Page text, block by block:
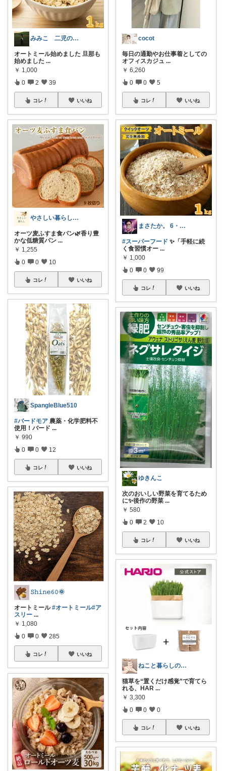
みみこ 二児の母✨
オートミール始めました 旦那も
始めました ...
￥ 1,000
0 2 39
コレ いいね
やさしい暮らし_我が家のお気に入り
オーツ麦ふすま食パン🌿香り豊
かな低糖質パン ...
￥ 1,255
0 0 10
コレ いいね
SpangleBlue510
#バードモア 農薬・化学肥料不
使用！バード ...
￥ 990
0 0 12
コレ いいね
𝚂𝚑𝚒𝚗𝚎𝟼𝟶🌞
オートミール#オートミール#ア
スリー ...
￥ 1,080
0 0 285
コレ いいね
cocot
毎日の通勤やお仕事着としての
オフィスカジュ ...
￥ 6,260
0 0 5
コレ いいね
まさたか。 6・7日の経由購入感謝🙏
#スーパーフード ✨「手軽に続
く食習慣オー ...
￥ 1,000
0 0 99
コレ いいね
ゆきんこ
次のおいしい野菜を育てるため
に✨後作の野菜 ...
￥ 580
0 2 10
コレ いいね
ねこと暮らしの道具箱
猫草を“置くだけ感覚”で育てら
れる、HAR ...
￥ 3,300
0 0 0
コレ いいね